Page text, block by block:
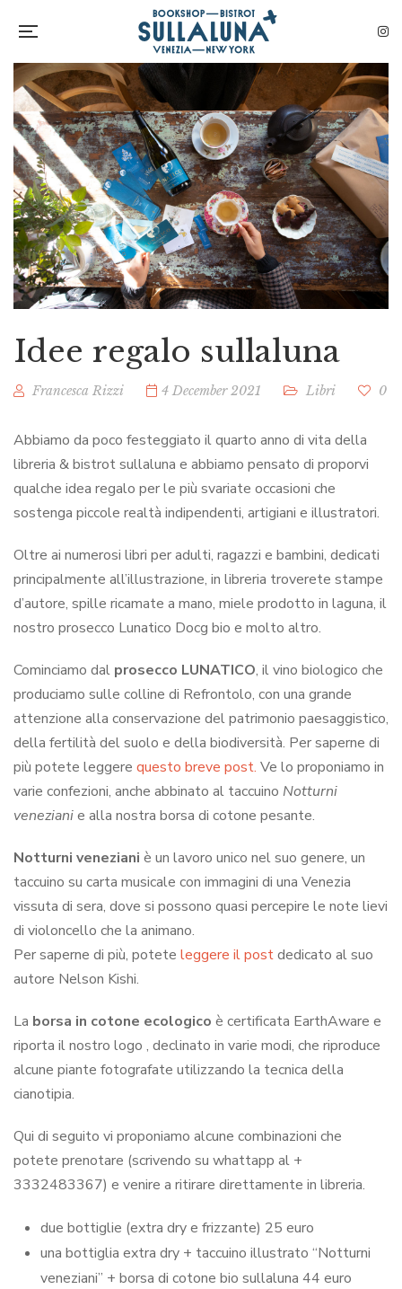
Idee regalo sullaluna
Francesca Rizzi 4 December 2021 Libri 0
Abbiamo da poco festeggiato il quarto anno di vita della
libreria & bistrot sullaluna e abbiamo pensato di proporvi
qualche idea regalo per le più svariate occasioni che
sostenga piccole realtà indipendenti, artigiani e illustratori.
Oltre ai numerosi libri per adulti, ragazzi e bambini, dedicati
principalmente all’illustrazione, in libreria troverete stampe
d’autore, spille ricamate a mano, miele prodotto in laguna, il
nostro prosecco Lunatico Docg bio e molto altro.
Cominciamo dal prosecco LUNATICO, il vino biologico che
produciamo sulle colline di Refrontolo, con una grande
attenzione alla conservazione del patrimonio paesaggistico,
della fertilità del suolo e della biodiversità. Per saperne di
più potete leggere questo breve post. Ve lo proponiamo in
varie confezioni, anche abbinato al taccuino Notturni
venezianie alla nostra borsa di cotone pesante.
Notturni veneziani è un lavoro unico nel suo genere, un
taccuino su carta musicale con immagini di una Venezia
vissuta di sera, dove si possono quasi percepire le note lievi
di violoncello che la animano.
Per saperne di più, potete leggere il postdedicato al suo
autore Nelson Kishi.
La borsa in cotone ecologico è certificata EarthAware e
riporta il nostro logo , declinato in varie modi, che riproduce
alcune piante fotografate utilizzando la tecnica della
cianotipia.
Qui di seguito vi proponiamo alcune combinazioni che
potete prenotare (scrivendo su whattapp al +
3332483367) e venire a ritirare direttamente in libreria.
due bottiglie (extra dry e frizzante) 25 euro
una bottiglia extra dry + taccuino illustrato “Notturni
veneziani” + borsa di cotone bio sullaluna 44 euro